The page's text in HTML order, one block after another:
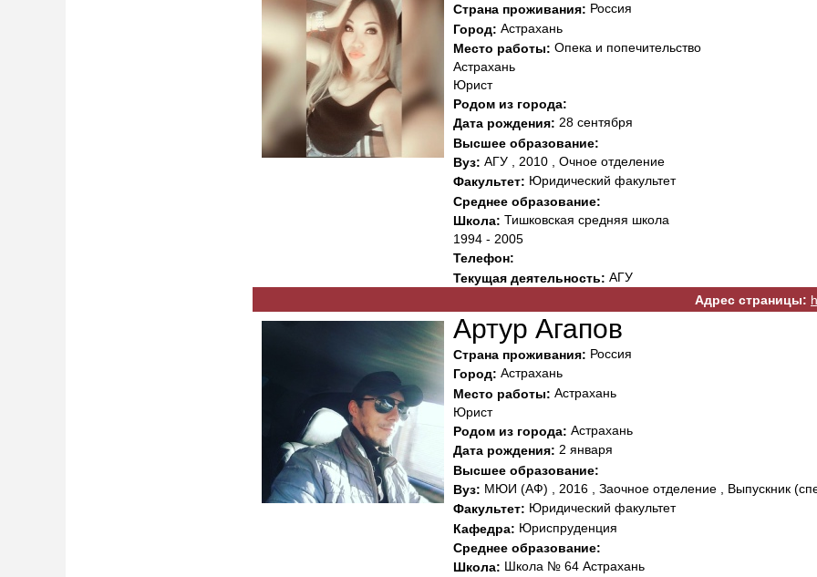
Страна проживания: Россия
Город: Астрахань
Место работы: Опека и попечительство
Астрахань
Юрист
Родом из города:
Дата рождения: 28 сентября
Высшее образование:
Вуз: АГУ , 2010 , Очное отделение
Факультет: Юридический факультет
Среднее образование:
Школа: Тишковская средняя школа
1994 - 2005
Телефон:
Текущая деятельность: АГУ
Адрес страницы:
Артур Агапов
Страна проживания: Россия
Город: Астрахань
Место работы: Астрахань
Юрист
Родом из города: Астрахань
Дата рождения: 2 января
Высшее образование:
Вуз: МЮИ (АФ) , 2016 , Заочное отделение , Выпускник
Факультет: Юридический факультет
Кафедра: Юриспруденция
Среднее образование:
Школа: Школа № 64 Астрахань